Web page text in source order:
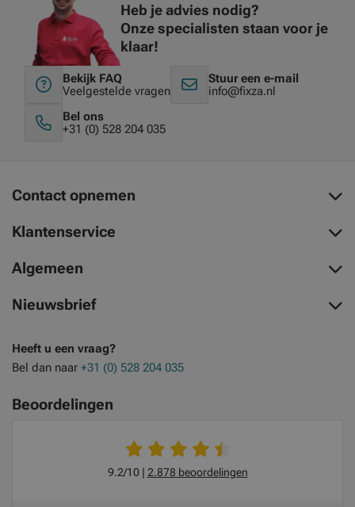
Heb je advies nodig?
Onze specialisten staan voor je
klaar!
Bekijk FAQ
Veelgestelde vragen
Stuur een e-mail
info@fixza.nl
Bel ons
+31 (0) 528 204 035
Contact opnemen
Klantenservice
Algemeen
Nieuwsbrief
Heeft u een vraag?
Bel dan naar +31 (0) 528 204 035
Beoordelingen
9.2/10 2.878 beoordelingen